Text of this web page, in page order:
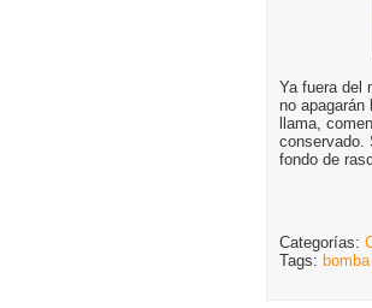
Ya fuera del
no
llama,
conservado.
fondo de
Categorías:
Tags: